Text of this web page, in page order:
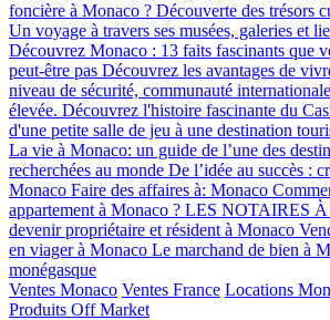
foncière à Monaco ? Découverte des trésors
Un voyage à travers ses musées, galeries et
Découvrez Monaco : 13 faits fascinants que
peut-être pas Découvrez les avantages de
niveau de sécurité, communauté
élevée. Découvrez l'histoire fascinante du
d'une petite salle de jeu à une destination
La vie à Monaco: un guide de l’une des
recherchées au monde De l’idée au succès :
Monaco Faire des affaires à: Monaco
appartement à Monaco ? LES NOTAIRES
devenir propriétaire et résident à Monaco
en viager à Monaco Le marchand de bien à
monégasque
Ventes Monaco Ventes France Locations
Produits Off Market